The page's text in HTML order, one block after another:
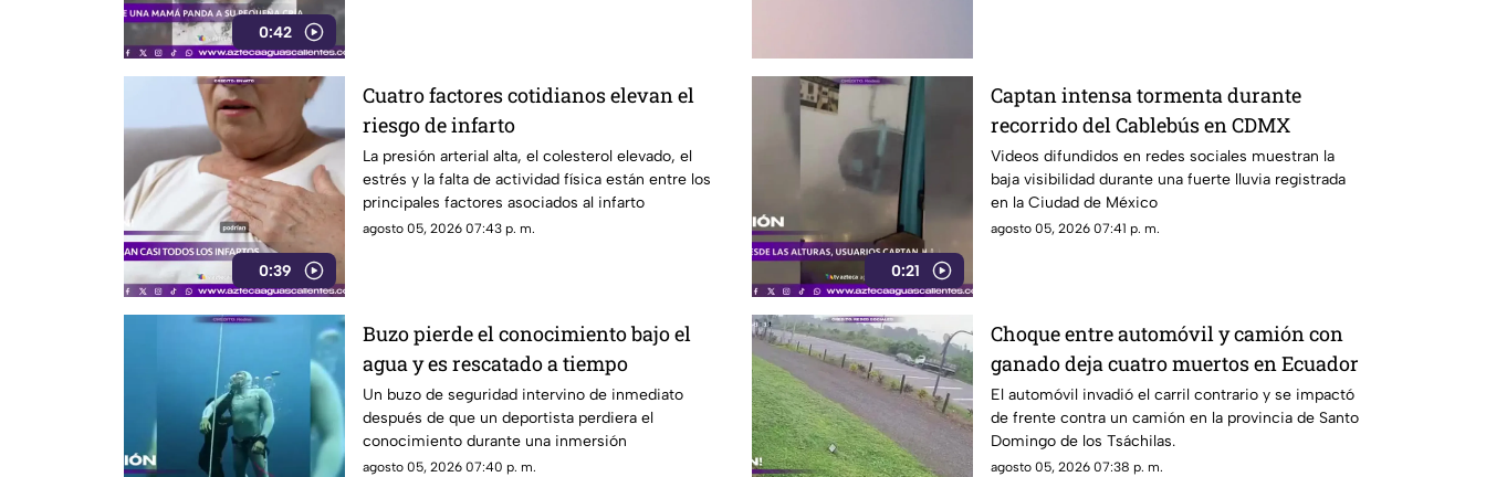
0:42
0:39
Cuatro factores cotidianos elevan el
riesgo de infarto
La presión arterial alta, el colesterol elevado, el
estrés y la falta de actividad física están entre los
principales factores asociados al infarto
agosto 05, 2026 07:43 p. m.
0:21
Captan intensa tormenta durante
recorrido del Cablebús en CDMX
Videos difundidos en redes sociales muestran la
baja visibilidad durante una fuerte lluvia registrada
en la Ciudad de México
agosto 05, 2026 07:41 p. m.
Buzo pierde el conocimiento bajo el
agua y es rescatado a tiempo
Un buzo de seguridad intervino de inmediato
después de que un deportista perdiera el
conocimiento durante una inmersión
agosto 05, 2026 07:40 p. m.
Choque entre automóvil y camión con
ganado deja cuatro muertos en Ecuador
El automóvil invadió el carril contrario y se impactó
de frente contra un camión en la provincia de Santo
Domingo de los Tsáchilas.
agosto 05, 2026 07:38 p. m.